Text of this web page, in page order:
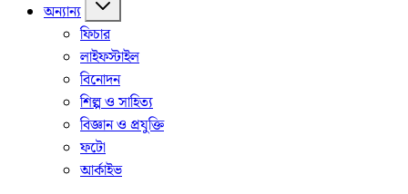
অন্যান্য
ফিচার
লাইফস্টাইল
বিনোদন
শিল্প ও সাহিত্য
বিজ্ঞান ও প্রযুক্তি
ফটো
আর্কাইভ